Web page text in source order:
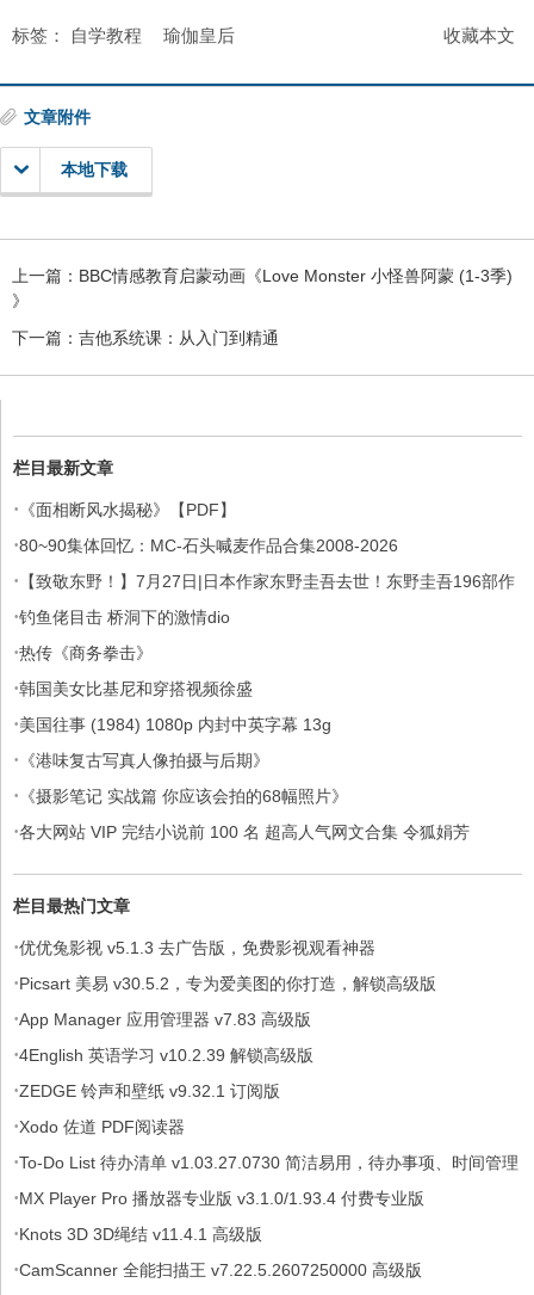
收藏本文
标签： 自学教程 瑜伽皇后
文章附件
本地下载
上一篇： BBC情感教育启蒙动画《Love Monster 小怪兽阿蒙 (1-3季)
》
下一篇： 吉他系统课：从入门到精通
栏目最新文章
· 《面相断风水揭秘》【PDF】
·80~90集体回忆：MC-石头喊麦作品合集2008-2026
· 【致敬东野！】7月27日|日本作家东野圭吾去世！东野圭吾196部作
品集
·钓鱼佬目击 桥洞下的激情dio
·热传《商务拳击》
·韩国美女比基尼和穿搭视频徐盛
·美国往事 (1984) 1080p 内封中英字幕 13g
· 《港味复古写真人像拍摄与后期》
· 《摄影笔记 实战篇 你应该会拍的68幅照片》
·各大网站 VIP 完结小说前 100 名 超高人气网文合集 令狐娟芳
栏目最热门文章
·优优兔影视 v5.1.3 去广告版，免费影视观看神器
·Picsart 美易 v30.5.2，专为爱美图的你打造，解锁高级版
·App Manager 应用管理器 v7.83 高级版
·4English 英语学习 v10.2.39 解锁高级版
·ZEDGE 铃声和壁纸 v9.32.1 订阅版
·Xodo 佐道 PDF阅读器
·To-Do List 待办清单 v1.03.27.0730 简洁易用，待办事项、时间管理
软件，解锁专业版
·MX Player Pro 播放器专业版 v3.1.0/1.93.4 付费专业版
·Knots 3D 3D绳结 v11.4.1 高级版
·CamScanner 全能扫描王 v7.22.5.2607250000 高级版